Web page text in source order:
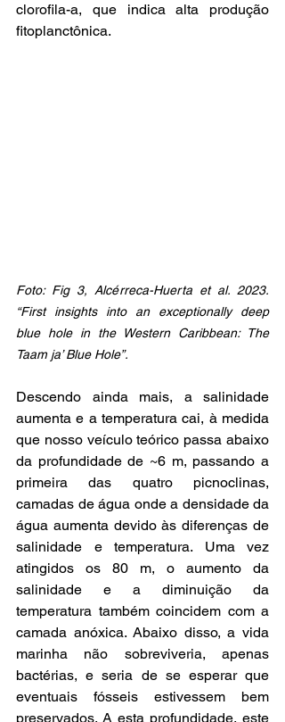
clorofila-a, que indica alta produção
fitoplanctônica.
Foto: Fig 3, Alcérreca-Huerta et al. 2023.
“First insights into an exceptionally deep
blue hole in the Western Caribbean: The
Taam ja’ Blue Hole”.
Descendo ainda mais, a salinidade
aumenta e a temperatura cai, à medida
que nosso veículo teórico passa abaixo
da profundidade de ~6 m, passando a
primeira das quatro picnoclinas,
camadas de água onde a densidade da
água aumenta devido às diferenças de
salinidade e temperatura. Uma vez
atingidos os 80 m, o aumento da
salinidade e a diminuição da
temperatura também coincidem com a
camada anóxica. Abaixo disso, a vida
marinha não sobreviveria, apenas
bactérias, e seria de se esperar que
eventuais fósseis estivessem bem
preservados. A esta profundidade, este